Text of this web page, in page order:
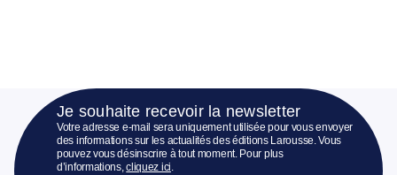
Je souhaite recevoir la newsletter
Votre adresse e-mail sera uniquement utilisée pour vous envoyer
des informations sur les actualités des éditions Larousse. Vous
pouvez vous désinscrire à tout moment. Pour plus
d’informations,cliquez ici.